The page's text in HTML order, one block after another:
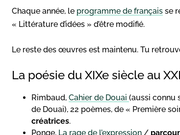
Chaque année, le programme de français se
« Littérature d’idées » d’être modifié.
Le reste des œuvres est maintenu. Tu
La poésie du XIXe siècle au
Rimbaud, Cahier de Douai (aussi connu
de Douai), 22 poèmes, de « Première
créatrices.
Ponge, La rage de l’expression /